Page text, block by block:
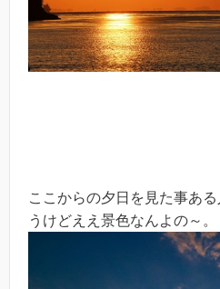
ここからの夕日を見た事あ
うけどええ景色なんよの～。